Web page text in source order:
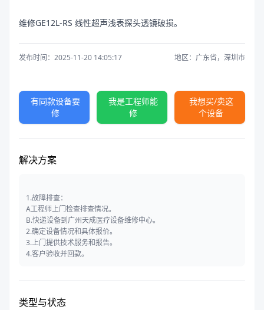
维修GE12L-RS 线性超声浅表探头透镜破损。
发布时间：2025-11-20 14:05:17 地区：广东省，深圳市
有同款设备要
修
我是工程师能
修
我想买/卖这
个设备
解决方案
1.故障排查：
A工程师上门检查排查情况。
B.快递设备到广州天成医疗设备维修中心。
2.确定设备情况和具体报价。
3.上门提供技术服务和报告。
4.客户验收并回款。
类型与状态